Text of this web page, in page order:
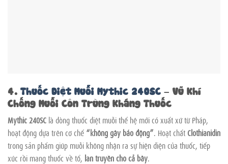
4. Thuốc Diệt Muỗi Mythic 240SC – Vũ Khí
Chống Muỗi Côn Trùng Kháng Thuốc
Mythic 240SC là dòng thuốc diệt muỗi thế hệ mới có xuất xứ từ Pháp,
hoạt động dựa trên cơ chế “không gây báo động”. Hoạt chất Clothianidin
trong sản phẩm giúp muỗi không nhận ra sự hiện diện của thuốc, tiếp
xúc rồi mang thuốc về tổ, lan truyền cho cả bầy.